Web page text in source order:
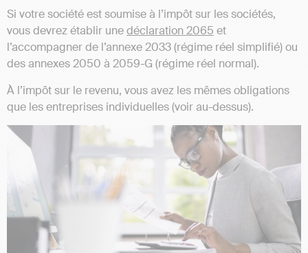
Si votre société est soumise à l’impôt sur les sociétés,
vous devrez établir unedéclaration 2065 et
l’accompagner de l’annexe 2033 (régime réel simplifié) ou
des annexes 2050 à 2059-G (régime réel normal).
À l’impôt sur le revenu, vous avez les mêmes obligations
que les entreprises individuelles (voir au-dessus).